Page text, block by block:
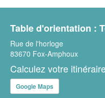
Table d'orientation :
Rue de l'horloge
83670 Fox-Amphoux
Calculez votre
Google Maps